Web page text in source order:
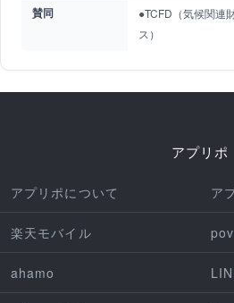
賛同
●TCFD（気候関連
ス）
アプリポ
アプリポについて ア
楽天モバイル
ahamo